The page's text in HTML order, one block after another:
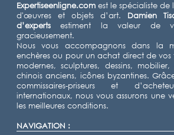
Expertiseenligne.com est le spécialiste de
d'œuvres et objets d’art. Damien
d’experts estiment la valeur de
gracieusement.
Nous vous accompagnons dans la
enchères ou pour un achat direct de
modernes, sculptures, dessins,
chinois anciens, icônes byzantines.
commissaires-priseurs et
internationaux, nous vous assurons une
les meilleures conditions.
NAVIGATION :